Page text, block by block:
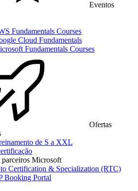
Eventos
Fundamentals Courses
Cloud Fundamentals
Fundamentals Courses
Ofertas
de S a XXL
parceiros Microsoft
Certification & Specialization (RTC)
Booking Portal